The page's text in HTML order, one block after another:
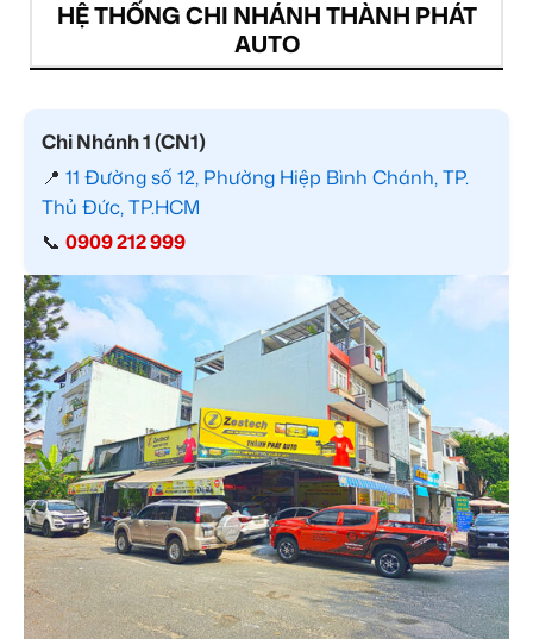
HỆ THỐNG CHI NHÁNH THÀNH PHÁT
AUTO
Chi Nhánh 1 (CN1)
📍 11 Đường số 12, Phường Hiệp Bình Chánh, TP.
Thủ Đức, TP.HCM
📞 0909 212 999